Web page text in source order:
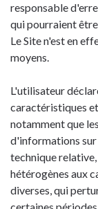
responsable
qui pourraient
Le Site n'est en
moyens.
L'utilisateur
caractéristiques
notamment que
d'informations
technique
hétérogènes aux
diverses, qui